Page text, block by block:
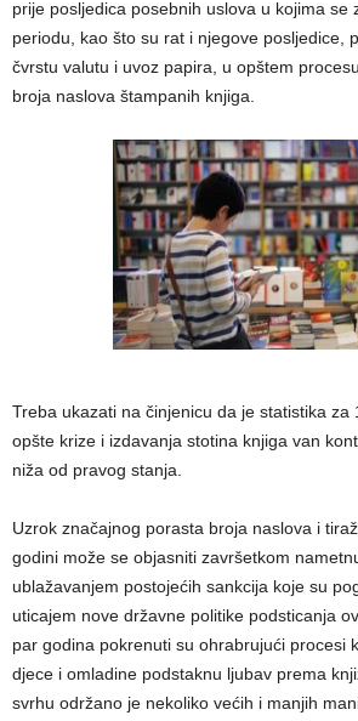
prije posljedica posebnih uslova u kojima se
periodu, kao što su rat i njegove posljedice,
čvrstu valutu i uvoz papira, u opštem
broja naslova štampanih knjiga.
Treba ukazati na činjenicu da je statistika za
opšte krize i izdavanja stotina knjiga van
niža od pravog stanja.
Uzrok značajnog porasta broja naslova i
godini može se objasniti završetkom
ublažavanjem postojećih sankcija koje su
uticajem nove državne politike podsticanja
par godina pokrenuti su ohrabrujući procesi
djece i omladine podstaknu ljubav prema
svrhu održano je nekoliko većih i manjih